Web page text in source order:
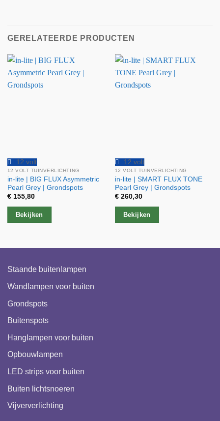
GERELATEERDE PRODUCTEN
12 volt
12 VOLT TUINVERLICHTING
in-lite | BIG FLUX Asymmetric
Pearl Grey | Grondspots
€155,80
Bekijken
12 volt
12 VOLT TUINVERLICHTING
in-lite | SMART FLUX TONE
Pearl Grey | Grondspots
€260,30
Bekijken
Staande buitenlampen
Wandlampen voor buiten
Grondspots
Buitenspots
Hanglampen voor buiten
Opbouwlampen
LED strips voor buiten
Buiten lichtsnoeren
Vijververlichting